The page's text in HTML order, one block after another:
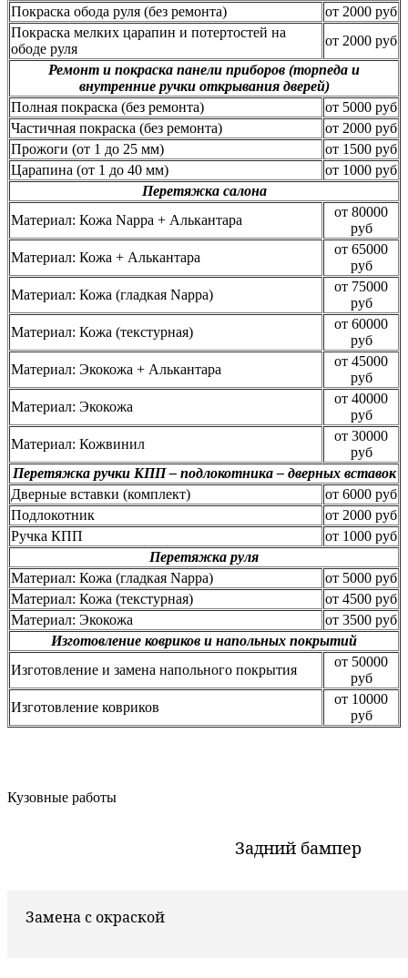
Покраска обода руля (без ремонта)
от 2000 руб
Покраска мелких царапин и потертостей на
ободе руля
от 2000 руб
Ремонт и покраска панели приборов (торпеда и
внутренние ручки открывания дверей)
Полная покраска (без ремонта)
от 5000 руб
Частичная покраска (без ремонта)
от 2000 руб
Прожоги (от 1 до 25 мм)
от 1500 руб
Царапина (от 1 до 40 мм)
от 1000 руб
Перетяжка салона
Материал: Кожа Nappa + Алькантара
от 80000
руб
Материал: Кожа + Алькантара
от 65000
руб
Материал: Кожа (гладкая Nappa)
от 75000
руб
Материал: Кожа (текстурная)
от 60000
руб
Материал: Экокожа + Алькантара
от 45000
руб
Материал: Экокожа
от 40000
руб
Материал: Кожвинил
от 30000
руб
Перетяжка ручки КПП – подлокотника – дверных вставок
Дверные вставки (комплект)
от 6000 руб
Подлокотник
от 2000 руб
Ручка КПП
от 1000 руб
Перетяжка руля
Материал: Кожа (гладкая Nappa)
от 5000 руб
Материал: Кожа (текстурная)
от 4500 руб
Материал: Экокожа
от 3500 руб
Изготовление ковриков и напольных покрытий
Изготовление и замена напольного покрытия
от 50000
руб
Изготовление ковриков
от 10000
руб
Кузовные работы
Задний бампер
Замена с окраской